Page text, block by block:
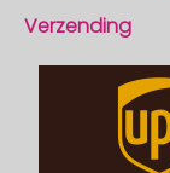
Verzending